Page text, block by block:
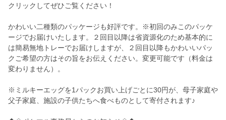
クリックしてぜひご覧ください！
かわいい二種類のパッケージも好評です。※初回のみこのパッケ
ージでお届けいたします。２回目以降は省資源化のため基本的に
は簡易無地トレーでお届けしますが、２回目以降もかわいいパッ
クご希望の方はその旨をお伝えください。変更可能です（料金は
変わりません）。
※ミルキーエッグを1パックお買い上げごとに30円が、母子家庭や
父子家庭、施設の子供たちへ食べものとして寄付されます♪